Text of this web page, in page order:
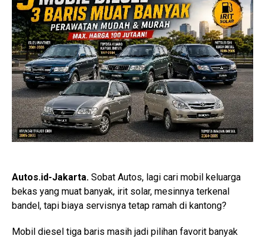
Autos.id-Jakarta. Sobat Autos, lagi cari mobil keluarga
bekas yang muat banyak, irit solar, mesinnya terkenal
bandel, tapi biaya servisnya tetap ramah di kantong?
Mobil diesel tiga baris masih jadi pilihan favorit banyak